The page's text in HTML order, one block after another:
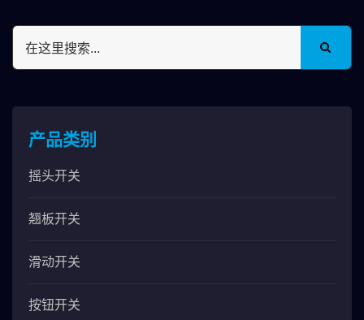
产品类别
摇头开关
翘板开关
滑动开关
按钮开关